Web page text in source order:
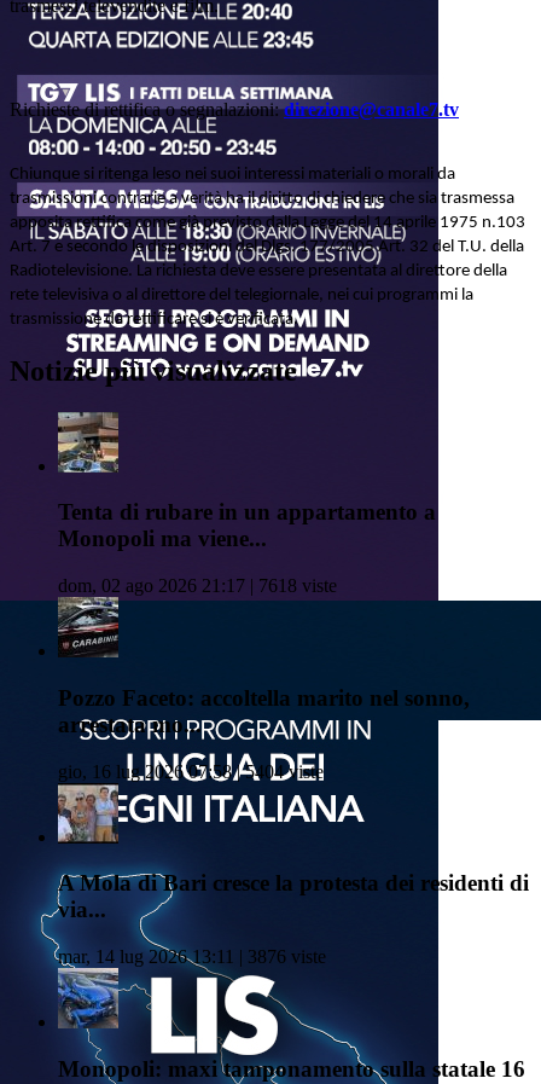
trasmessi televendite e film.
Richieste di rettifica o segnalazioni:direzione@canale7.tv
Chiunque si ritenga leso nei suoi interessi materiali o morali da
trasmissioni contrarie a verità ha il diritto di chiedere che sia trasmessa
apposita rettifica come già previsto dalla Legge del 14 aprile 1975 n.103
Art. 7 e secondo le disposizioni del Dlgs. 177/2005 Art. 32 del T.U. della
Radiotelevisione. La richiesta deve essere presentata al direttore della
rete televisiva o al direttore del telegiornale, nei cui programmi la
trasmissione da rettificare si è verificata.
Notizie più visualizzate
Tenta di rubare in un appartamento a
Monopoli ma viene...
dom, 02 ago 2026 21:17 | 7618 viste
Pozzo Faceto: accoltella marito nel sonno,
arrestata mo...
gio, 16 lug 2026 07:58 | 5404 viste
A Mola di Bari cresce la protesta dei residenti di
via...
mar, 14 lug 2026 13:11 | 3876 viste
Monopoli: maxi tamponamento sulla statale 16